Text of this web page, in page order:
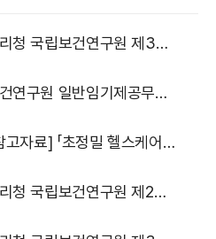
2026년 질병관리청 국립보건연구원 제3차 청년인턴 채용 최종합격자 공고
2026년 국립보건연구원 일반임기제공무원(공업7급_산업안전) 경력경쟁채용 공고
[260701 보도참고자료] 「초정밀 헬스케어 인공지능 연구개발 중장기 로드맵 2035」 수립
2026년 질병관리청 국립보건연구원 제2기 기간제근로자(연구원) 제2차 채용공고 최종합격자 발표